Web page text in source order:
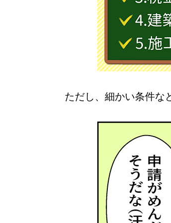
ただし、細かい条件な